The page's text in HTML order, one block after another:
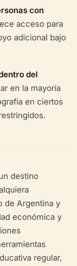
con
acceso para
adicional bajo
del
en la mayoría
en ciertos
destino
de Argentina y
económica y
regular,